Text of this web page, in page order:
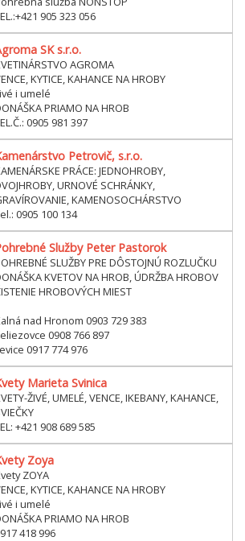
905 323 056
SK s.r.o.
AGROMA
KYTICE, KAHANCE NA HROBY
i umelé
PRIAMO NA HROB
0905 981 397
Petrovič, s.r.o.
PRÁCE: JEDNOHROBY,
URNOVÉ SCHRÁNKY,
KAMENOSOCHÁRSTVO
0905 100 134
Služby Peter Pastorok
SLUŽBY PRE DÔSTOJNÚ ROZLUČKU
KVETOV NA HROB, ÚDRŽBA HROBOV
HROBOVÝCH MIEST
nad Hronom 0903 729 383
0908 766 897
0917 774 976
Marieta Svinica
ŽIVÉ, UMELÉ, VENCE, IKEBANY, KAHANCE,
+421 908 689 585
Zoya
ZOYA
KYTICE, KAHANCE NA HROBY
i umelé
PRIAMO NA HROB
418 996